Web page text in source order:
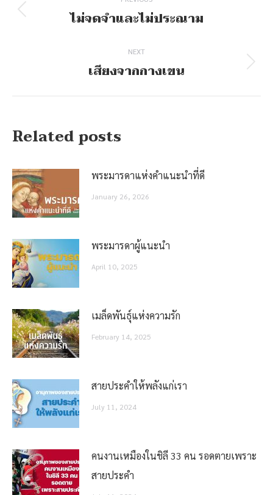
Previous
ไม่จดจำและไม่ประณาม
NEXT
Next
เสียงจากกางเขน
Related posts
พระมารดาแห่งคำแนะนำที่ดี
January 26, 2026
พระมารดาผู้แนะนำ
April 10, 2025
เมล็ดพันธุ์แห่งความรัก
February 14, 2025
สายประคำให้พลังแก่เรา
July 11, 2024
คนงานเหมืองในชิลี 33 คน รอดตายเพราะ
สายประคำ